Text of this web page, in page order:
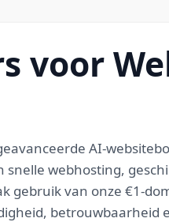
voor
AI-
webhosting,
van onze €1-
betrouwbaarheid